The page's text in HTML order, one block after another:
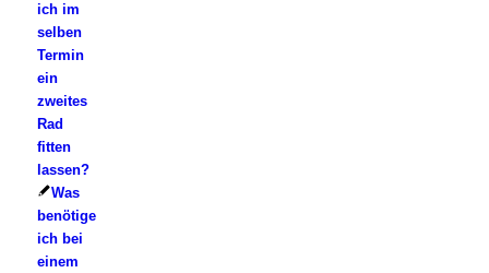
ich im
selben
Termin
ein
zweites
Rad
fitten
lassen?
Was
benötige
ich bei
einem